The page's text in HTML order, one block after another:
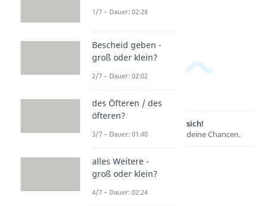
Lernen lohnt sich!
Entdecke hier deine Chancen.
1/7 – Dauer: 02:28
Bescheid geben -
groß oder klein?
2/7 – Dauer: 02:02
des Öfteren / des
öfteren?
3/7 – Dauer: 01:40
alles Weitere -
groß oder klein?
4/7 – Dauer: 02:24